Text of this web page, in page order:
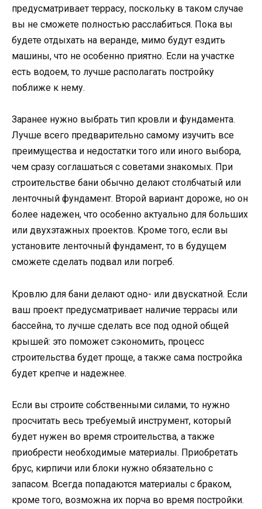
предусматривает террасу, поскольку в таком случае
вы не сможете полностью расслабиться. Пока вы
будете отдыхать на веранде, мимо будут ездить
машины, что не особенно приятно. Если на участке
есть водоем, то лучше располагать постройку
поближе к нему.
Заранее нужно выбрать тип кровли и фундамента.
Лучше всего предварительно самому изучить все
преимущества и недостатки того или иного выбора,
чем сразу соглашаться с советами знакомых. При
строительстве бани обычно делают столбчатый или
ленточный фундамент. Второй вариант дороже, но он
более надежен, что особенно актуально для больших
или двухэтажных проектов. Кроме того, если вы
установите ленточный фундамент, то в будущем
сможете сделать подвал или погреб.
Кровлю для бани делают одно- или двускатной. Если
ваш проект предусматривает наличие террасы или
бассейна, то лучше сделать все под одной общей
крышей: это поможет сэкономить, процесс
строительства будет проще, а также сама постройка
будет крепче и надежнее.
Если вы строите собственными силами, то нужно
просчитать весь требуемый инструмент, который
будет нужен во время строительства, а также
приобрести необходимые материалы. Приобретать
брус, кирпичи или блоки нужно обязательно с
запасом. Всегда попадаются материалы с браком,
кроме того, возможна их порча во время постройки.